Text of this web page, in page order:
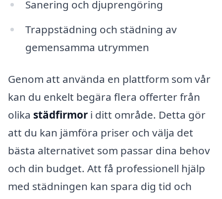
Sanering och djuprengöring
Trappstädning och städning av
gemensamma utrymmen
Genom att använda en plattform som vår
kan du enkelt begära flera offerter från
olika städfirmor i ditt område. Detta gör
att du kan jämföra priser och välja det
bästa alternativet som passar dina behov
och din budget. Att få professionell hjälp
med städningen kan spara dig tid och